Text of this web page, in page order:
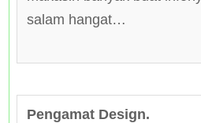
salam hangat…
Pengamat Design.